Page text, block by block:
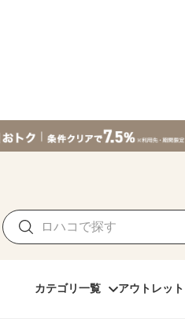
カテゴリ一覧 アウトレット